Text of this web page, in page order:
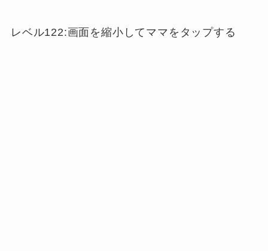
レベル122:画面を縮小してママをタップする